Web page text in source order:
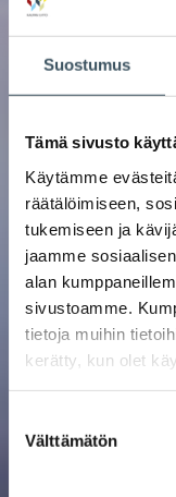
Suostumus
Tämä sivusto
Käytämme
räätälöimiseen,
tukemiseen ja
jaamme
alan
sivustoamme.
tietoja muihin
kerätty, kun olet
valinta
Välttämätön